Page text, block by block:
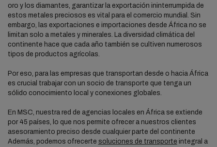
oro y los diamantes, garantizar la exportación ininterrumpida de
estos metales preciosos es vital para el comercio mundial. Sin
embargo, las exportaciones e importaciones desde África no se
limitan solo a metales y minerales. La diversidad climática del
continente hace que cada año también se cultiven numerosos
tipos de productos agrícolas.
Por eso, para las empresas que transportan desde o hacia África
es crucial trabajar con un socio de transporte que tenga un
sólido conocimiento local y conexiones globales.
En MSC, nuestra red de agencias locales en África se extiende
por 45 países, lo que nos permite ofrecer a nuestros clientes
asesoramiento preciso desde cualquier parte del continente
Además, podemos ofrecerte soluciones de transporte integral a